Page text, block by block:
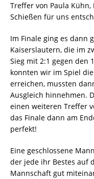
Treffer von Paula
Schießen für uns
Im Finale ging es dann
Kaiserslautern, die im
Sieg mit 2:1 gegen den
konnten wir im Spiel
erreichen, mussten
Ausgleich hinnehmen.
einen weiteren Treffer
das Finale dann am
perfekt!
Eine geschlossene
der jede ihr Bestes auf
Mannschaft gut